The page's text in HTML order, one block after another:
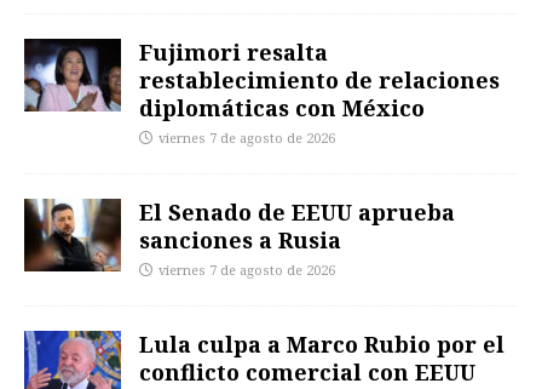
Fujimori resalta
restablecimiento de relaciones
diplomáticas con México
viernes 7 de agosto de 2026
El Senado de EEUU aprueba
sanciones a Rusia
viernes 7 de agosto de 2026
Lula culpa a Marco Rubio por el
conflicto comercial con EEUU